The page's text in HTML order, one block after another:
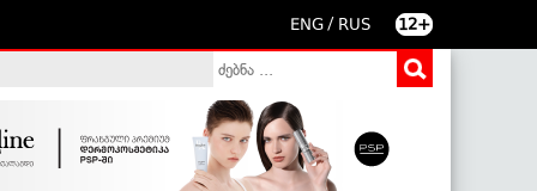
ENG / RUS 12+